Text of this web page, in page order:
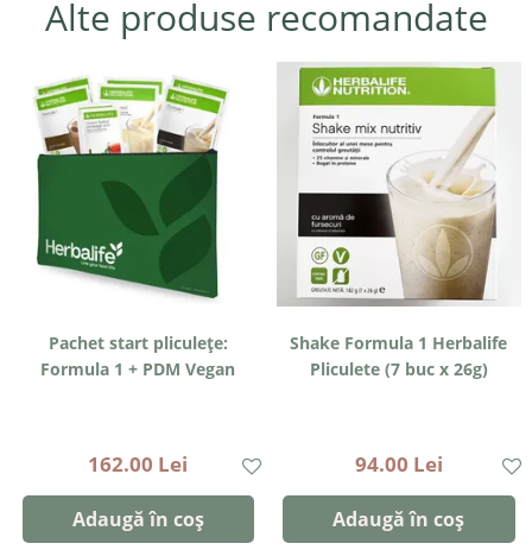
Alte produse recomandate
Pachet start pliculețe:
Formula 1 + PDM Vegan
162.00 Lei
Adaugă în coș
Shake Formula 1 Herbalife
Pliculete (7 buc x 26g)
94.00 Lei
Adaugă în coș